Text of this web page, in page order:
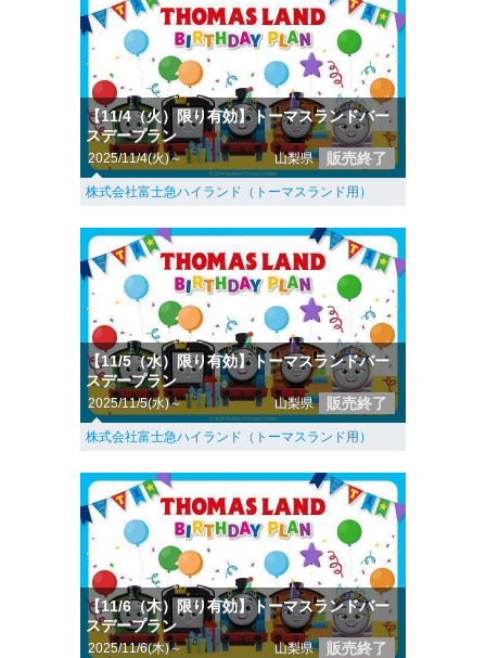
【11/4（火）限り有効】トーマスランドバー
スデープラン
2025/11/4(火)～ 山梨県 販売終了
株式会社富士急ハイランド（トーマスランド用）
【11/5（水）限り有効】トーマスランドバー
スデープラン
2025/11/5(水)～ 山梨県 販売終了
株式会社富士急ハイランド（トーマスランド用）
【11/6（木）限り有効】トーマスランドバー
スデープラン
2025/11/6(木)～ 山梨県 販売終了